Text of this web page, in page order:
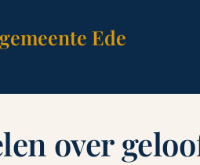
Ede
over